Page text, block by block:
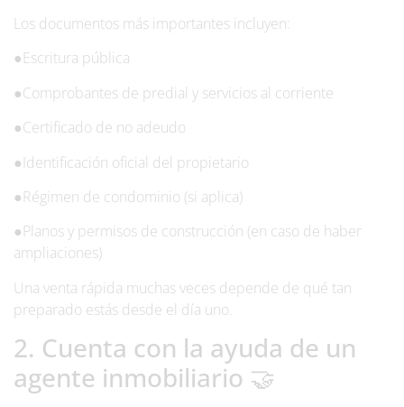
Los documentos más importantes incluyen:
●Escritura pública
●Comprobantes de predial y servicios al corriente
●Certificado de no adeudo
● Identificación oficial del propietario
●Régimen de condominio (si aplica)
●Planos y permisos de construcción (en caso de haber
ampliaciones)
Una venta rápida muchas veces depende de qué tan
preparado estás desde el día uno.
2. Cuenta con la ayuda de un
agente inmobiliario 🤝